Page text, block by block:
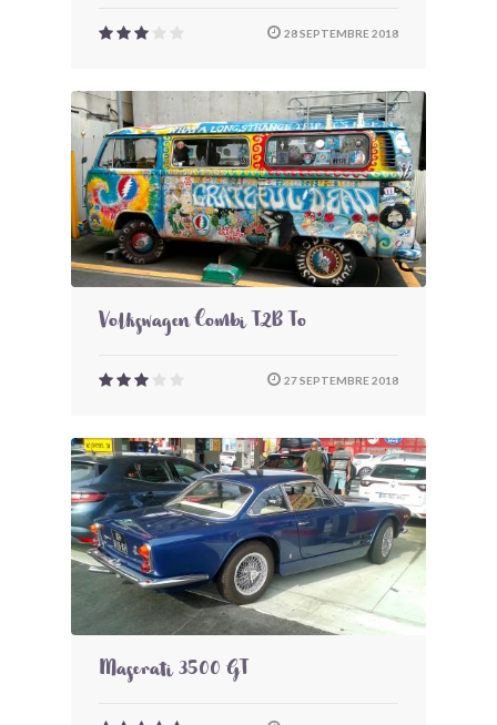
28 SEPTEMBRE 2018
Volkswagen Combi T2B To
27 SEPTEMBRE 2018
Maserati 3500 GT